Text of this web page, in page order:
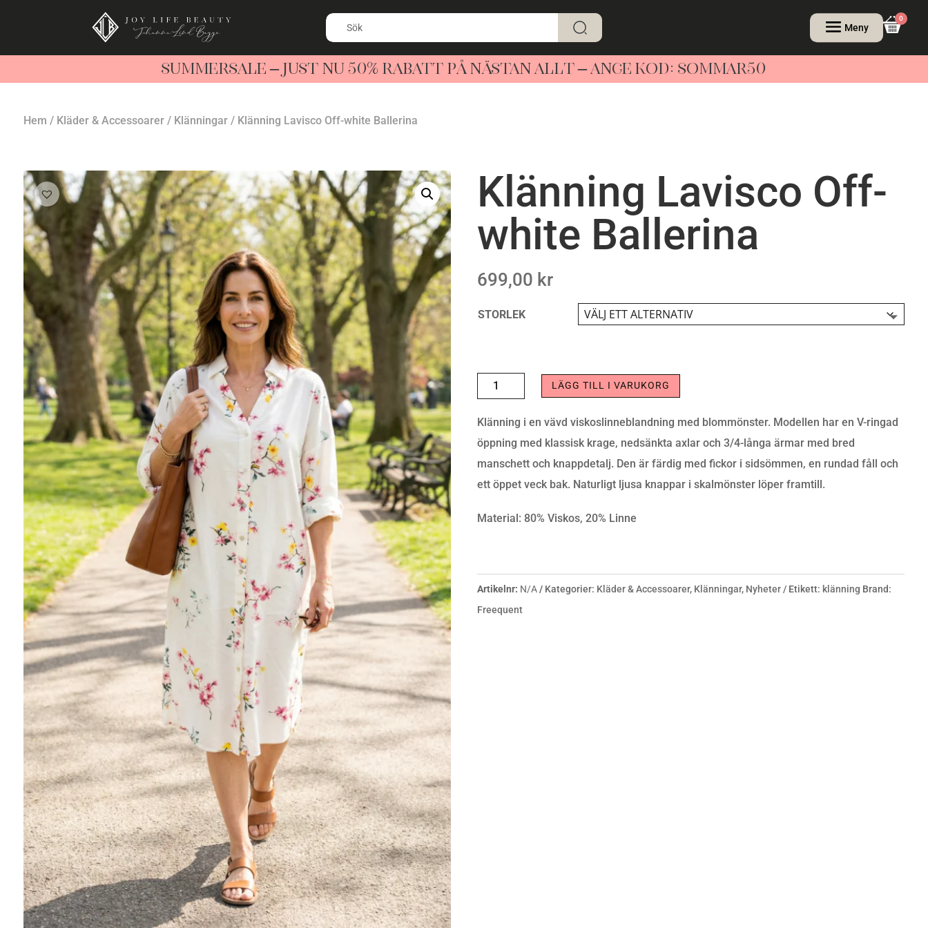
0
SUMMERSALE – JUST NU 50% RABATT PÅ NÄSTAN ALLT – ANGE KOD: SOMMAR50
Hem / Kläder & Accessoarer/ Klänningar/ Klänning Lavisco Off-white Ballerina
Klänning Lavisco Off-
white Ballerina
699,00 kr
STORLEK
KLÄNNING
LAVISCO
OFF-
WHITE
BALLERINA
MÄNGD
LÄGG TILL I VARUKORG
Klänning i en vävd viskoslinneblandning med blommönster. Modellen har en V-ringad
öppning med klassisk krage, nedsänkta axlar och 3/4-långa ärmar med bred
manschett och knappdetalj. Den är färdig med fickor i sidsömmen, en rundad fåll och
ett öppet veck bak. Naturligt ljusa knappar i skalmönster löper framtill.
Material: 80% Viskos, 20% Linne
Artikelnr: N/A Kategorier: Kläder & Accessoarer, Klänningar, Nyheter Etikett: klänning Brand:
Freequent